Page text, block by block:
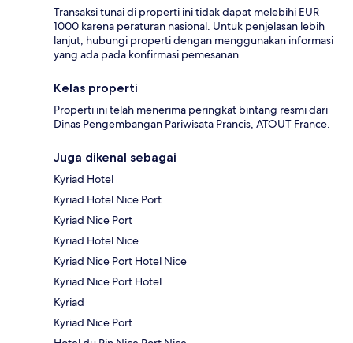
Transaksi tunai di properti ini tidak dapat melebihi EUR
1000 karena peraturan nasional. Untuk penjelasan lebih
lanjut, hubungi properti dengan menggunakan informasi
yang ada pada konfirmasi pemesanan.
Kelas properti
Properti ini telah menerima peringkat bintang resmi dari
Dinas Pengembangan Pariwisata Prancis, ATOUT France.
Juga dikenal sebagai
Kyriad Hotel
Kyriad Hotel Nice Port
Kyriad Nice Port
Kyriad Hotel Nice
Kyriad Nice Port Hotel Nice
Kyriad Nice Port Hotel
Kyriad
Kyriad Nice Port